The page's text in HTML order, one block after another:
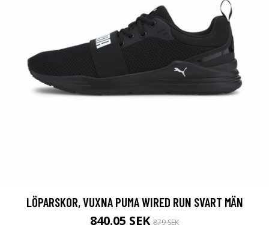
LÖPARSKOR, VUXNA PUMA WIRED RUN SVART MÄN
840.05 SEK 879 SEK